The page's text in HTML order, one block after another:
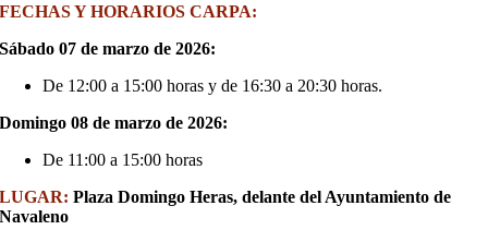
FECHAS Y HORARIOS CARPA:
Sábado 07 de marzo de 2026:
De 12:00 a 15:00 horas y de 16:30 a 20:30 horas.
Domingo 08 de marzo de 2026:
De 11:00 a 15:00 horas
LUGAR: Plaza Domingo Heras, delante del Ayuntamiento de
Navaleno